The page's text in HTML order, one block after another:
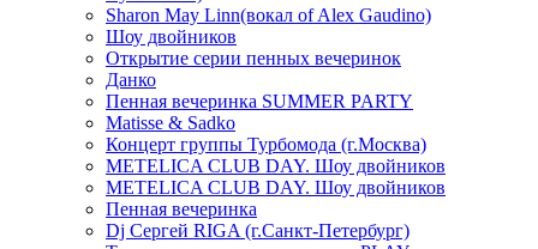
Sharon May Linn(вокал of Alex Gaudino)
Шоу двойников
Открытие серии пенных вечеринок
Данко
Пенная вечеринка SUMMER PARTY
Matisse & Sadko
Концерт группы Турбомода (г.Москва)
METELICA CLUB DAY. Шоу двойников
METELICA CLUB DAY. Шоу двойников
Пенная вечеринка
Dj Сергей RIGA (г.Санкт-Петербург)